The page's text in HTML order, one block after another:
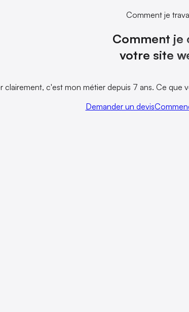
Comment je
Comment je
votre site
clairement, c'est mon métier depuis 7 ans. Ce
Demander un devis